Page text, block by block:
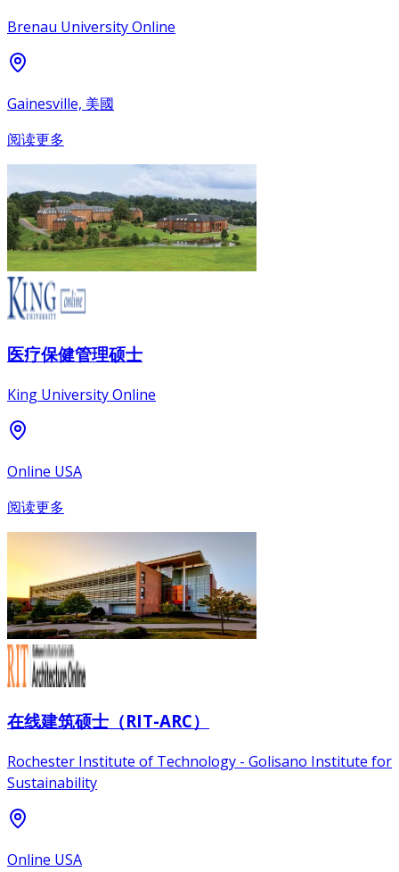
Brenau University Online
Gainesville, 美國
阅读更多
医疗保健管理硕士
King University Online
Online USA
阅读更多
在线建筑硕士（RIT-ARC）
Rochester Institute of Technology - Golisano Institute for
Sustainability
Online USA